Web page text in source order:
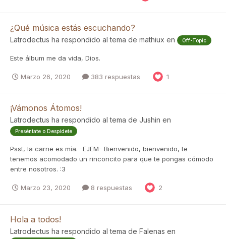
¿Qué música estás escuchando?
Latrodectus ha respondido al tema de mathiux en Off-Topic
Este álbum me da vida, Dios.
Marzo 26, 2020 383 respuestas 1
¡Vámonos Átomos!
Latrodectus ha respondido al tema de Jushin en
Preséntate o Despídete
Psst, la carne es mía. -EJEM- Bienvenido, bienvenido, te
tenemos acomodado un rinconcito para que te pongas cómodo
entre nosotros. :3
Marzo 23, 2020 8 respuestas 2
Hola a todos!
Latrodectus ha respondido al tema de Falenas en